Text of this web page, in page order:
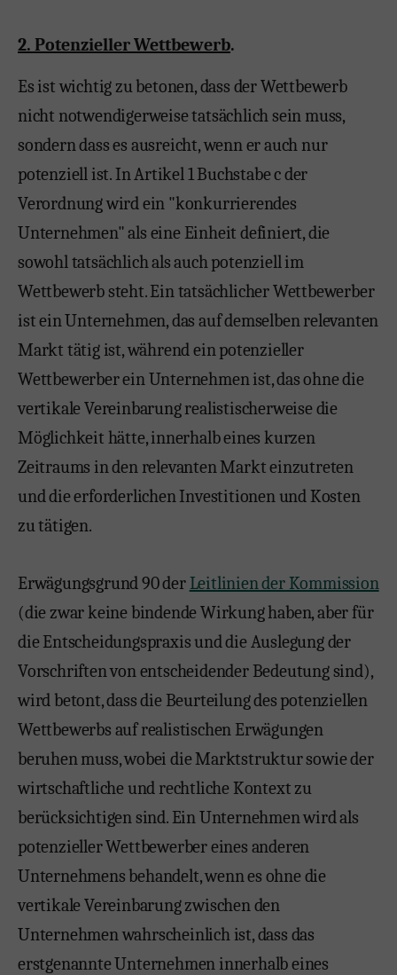
2. Potenzieller Wettbewerb.
Es ist wichtig zu betonen, dass der Wettbewerb
nicht notwendigerweise tatsächlich sein muss,
sondern dass es ausreicht, wenn er auch nur
potenziell ist. In Artikel 1 Buchstabe c der
Verordnung wird ein "konkurrierendes
Unternehmen" als eine Einheit definiert, die
sowohl tatsächlich als auch potenziell im
Wettbewerb steht. Ein tatsächlicher Wettbewerber
ist ein Unternehmen, das auf demselben relevanten
Markt tätig ist, während ein potenzieller
Wettbewerber ein Unternehmen ist, das ohne die
vertikale Vereinbarung realistischerweise die
Möglichkeit hätte, innerhalb eines kurzen
Zeitraums in den relevanten Markt einzutreten
und die erforderlichen Investitionen und Kosten
zu tätigen.
Erwägungsgrund 90 derLeitlinien der Kommission
(die zwar keine bindende Wirkung haben, aber für
die Entscheidungspraxis und die Auslegung der
Vorschriften von entscheidender Bedeutung sind),
wird betont, dass die Beurteilung des potenziellen
Wettbewerbs auf realistischen Erwägungen
beruhen muss, wobei die Marktstruktur sowie der
wirtschaftliche und rechtliche Kontext zu
berücksichtigen sind. Ein Unternehmen wird als
potenzieller Wettbewerber eines anderen
Unternehmens behandelt, wenn es ohne die
vertikale Vereinbarung zwischen den
Unternehmen wahrscheinlich ist, dass das
erstgenannte Unternehmen innerhalb eines